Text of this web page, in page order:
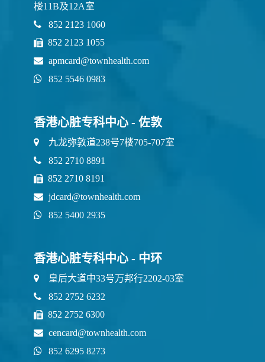
楼11B及12A室
852 2123 1060
852 2123 1055
apmcard@townhealth.com
852 5546 0983
香港心脏专科中心 - 佐敦
九龙弥敦道238号7楼705-707室
852 2710 8891
852 2710 8191
jdcard@townhealth.com
852 5400 2935
香港心脏专科中心 - 中环
皇后大道中33号万邦行2202-03室
852 2752 6232
852 2752 6300
cencard@townhealth.com
852 6295 8273